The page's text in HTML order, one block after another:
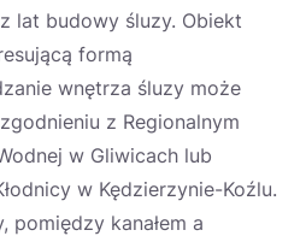
lat budowy śluzy. Obiekt
formą
wnętrza śluzy może
z Regionalnym
w Gliwicach lub
w Kędzierzynie-Koźlu.
pomiędzy kanałem a